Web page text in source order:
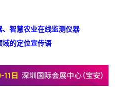
智慧农业在线监测仪器
域的定位宣传语